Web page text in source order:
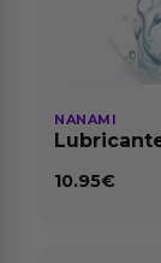
NANAMI
10.95€